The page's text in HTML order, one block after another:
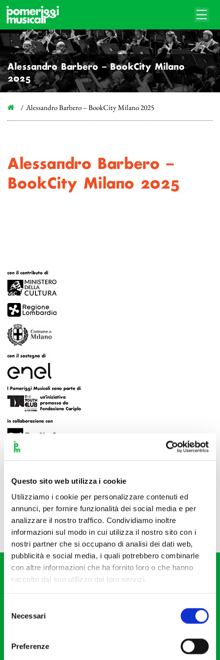
Questo sito web utilizza i cookie
Utilizziamo i cookie per personalizzare contenuti ed
annunci, per fornire funzionalità dei social media e per
analizzare il nostro traffico. Condividiamo inoltre
informazioni sul modo in cui utilizza il nostro sito con i
nostri partner che si occupano di analisi dei dati web,
pubblicità e social media, i quali potrebbero combinarle
con altre informazioni che ha fornito loro o che hanno
raccolto dal suo utilizzo dei loro servizi.
delNecessari
Preferenze
Alessandro Barbero – BookCity Milano
2025
Alessandro Barbero – BookCity Milano 2025
Alessandro Barbero –
BookCity Milano 2025
20121 Milano